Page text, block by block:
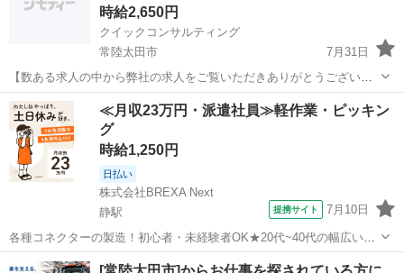
時給2,650円
クイックコンサルティング
常陸太田市
7月31日
【数ある求人の中から弊社の求人をご覧いただきありがとうございま
す!!】 全国に様々な求人を5万件以上取り扱っておりご希望条件やご状
況に応じてマッチしそうな求人をご案内いたします!! 応募前に相談だ
けしてみたい方やどんな求...
茨城 常陸太田市 工場 スタッフ
≪月収23万円・派遣社員≫軽作業・ピッキン
グ
時給1,250円
日払い
株式会社BREXA Next
静駅
提携サイト 7月10日
各種コネクターの製造！初心者・未経験者OK★20代~40代の幅広い男
女活躍中！空調完備！お弁当持込み可！仕出し弁当あり！マイカー通
茨城 常陸太田市 静駅 その他